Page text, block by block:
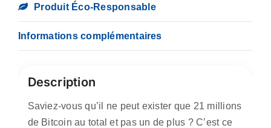
Produit Éco-Responsable
Informations complémentaires
Description
Saviez-vous qu’il ne peut exister que 21 millions
de Bitcoin au total et pas un de plus ? C’est ce